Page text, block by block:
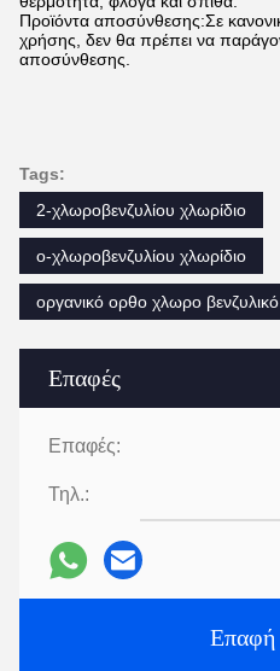
Επαφές
Επαφές:
Τηλ.:
Επαφή
Προϊόντα αποσύνθεσης:Σε
χρήσης, δεν θα πρέπει να
αποσύνθεσης.
Tags:
2-χλωροβενζυλίου χλωρίδιο
ο-χλωροβενζυλίου χλωρίδιο
οργανικό ορθο χλωρο